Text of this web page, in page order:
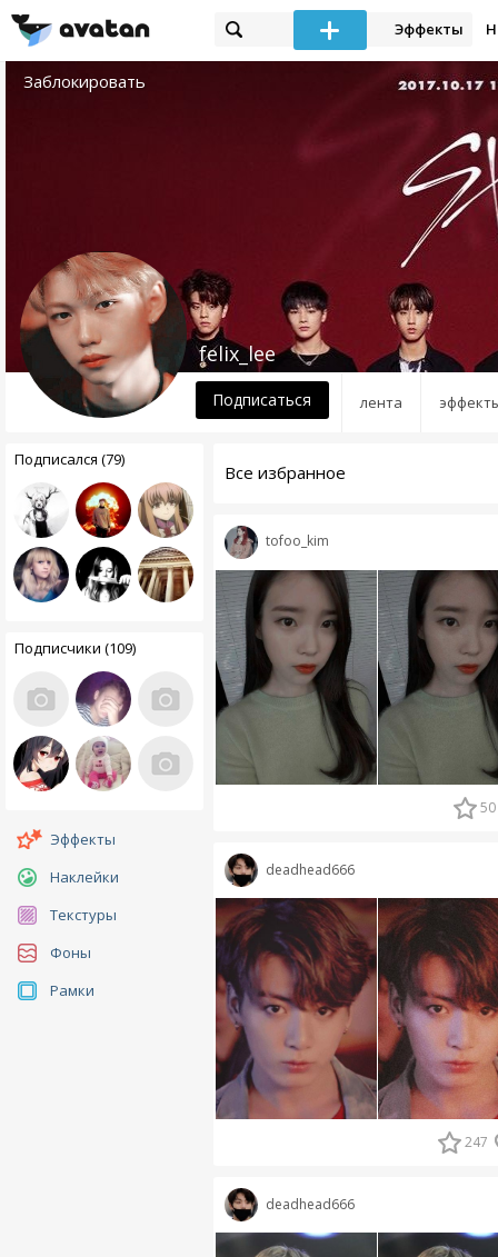
Эффекты
Заблокировать
лента
felix_lee
Подписаться
Подписался (79)
Подписчики (109)
Эффекты
Наклейки
Текстуры
Фоны
Рамки
Все избранное
tofoo_kim
50
deadhead666
247
deadhead666